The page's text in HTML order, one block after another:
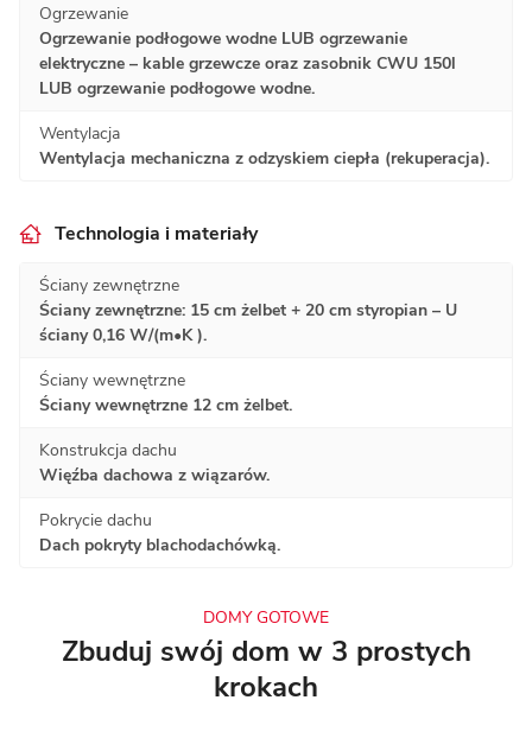
Ogrzewanie
Ogrzewanie podłogowe wodne LUB ogrzewanie
elektryczne – kable grzewcze oraz zasobnik CWU 150l
LUB ogrzewanie podłogowe wodne.
Wentylacja
Wentylacja mechaniczna z odzyskiem ciepła (rekuperacja).
Technologia i materiały
Ściany zewnętrzne
Ściany zewnętrzne: 15 cm żelbet + 20 cm styropian – U
ściany 0,16 W/(m•K ).
Ściany wewnętrzne
Ściany wewnętrzne 12 cm żelbet.
Konstrukcja dachu
Więźba dachowa z wiązarów.
Pokrycie dachu
Dach pokryty blachodachówką.
DOMY GOTOWE
Zbuduj swój dom w 3 prostych
krokach